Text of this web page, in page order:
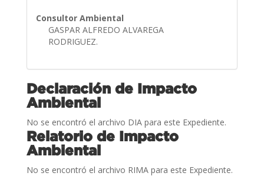
Consultor Ambiental
GASPAR ALFREDO ALVAREGA
RODRIGUEZ.
Declaración de Impacto
Ambiental
No se encontró el archivo DIA para este Expediente.
Relatorio de Impacto
Ambiental
No se encontró el archivo RIMA para este Expediente.